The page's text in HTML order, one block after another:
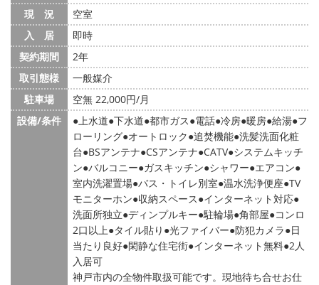
現 況
空室
入 居
即時
契約期間
2年
取引態様
一般媒介
駐車場
空無 22,000円/月
設備/条件
上水道 下水道 都市ガス 電話 冷房 暖房 給湯 フ
ローリング オートロック 追焚機能 洗髪洗面化粧
台 BSアンテナ CSアンテナ CATV システムキッチ
ン バルコニー ガスキッチン シャワー エアコン
室内洗濯置場 バス・トイレ別室 温水洗浄便座 TV
モニターホン 収納スペース インターネット対応
洗面所独立 ディンプルキー 駐輪場 角部屋 コンロ
2口以上 タイル貼り 光ファイバー 防犯カメラ
日
当たり良好 閑静な住宅街 インターネット無料 2人
入居可
神戸市内の全物件取扱可能です。現地待ち合せお仕